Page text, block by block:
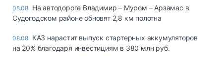
08.08 На автодороге Владимир – Муром – Арзамас в
Судогодском районе обновят 2,8 км полотна
08.08 КАЗ нарастит выпуск стартерных аккумуляторов
на 20% благодаря инвестициям в 380 млн руб.